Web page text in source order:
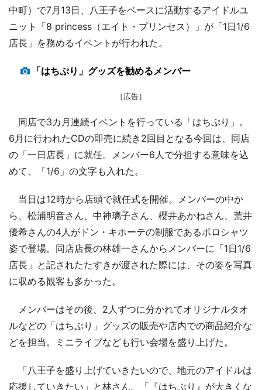
中町）で7月13日、八王子をベースに活動するアイドルユ
ニット「8 princess（エイト・プリンセス）」が「1日1/6
店長」を務めるイベントが行われた。
「はちぷり」グッズを勧めるメンバー
［広告］
同店で3カ月連続イベントを行っている「はちぷり」。
6月に行われたCDの即売に続き2回目となる今回は、同店
の「一日店長」に就任。メンバー6人で分担する意味を込
めて、「1/6」の文字も入れた。
当日は12時から店頭で就任式を開催。メンバーの中か
ら、松浦明音さん、中神璃子さん、櫻井あかねさん、荒井
優希さんの4人がドン・キホーテの制服であるポロシャツ
姿で登場。同店店長の林雄一さんからメンバーに「1日1/6
店長」と記されたたすきが渡された際には、その姿を写真
に収める観客も多かった。
メンバーはその後、2人ずつに分かれてオリジナルタオ
ルなどの「はちぷり」グッズの販売や店内での商品紹介な
どを担当。ミニライブなども行い会場を盛り上げた。
「八王子を盛り上げていきたいので、地元のアイドルは
応援していきたい」と林さん。「『はちぷり』が大きくな